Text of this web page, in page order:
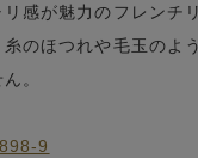
感が魅力のフレンチ
のほつれや毛玉のよ
。
9